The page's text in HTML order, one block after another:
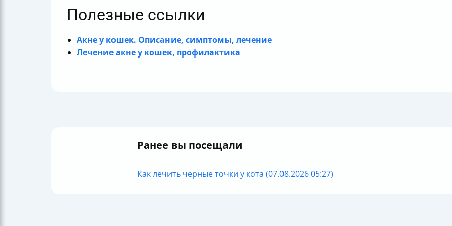
Полезные ссылки
Акне у кошек. Описание, симптомы, лечение
Лечение акне у кошек, профилактика
Ранее вы посещали
Как лечить черные точки у кота (07.08.2026 05:27)